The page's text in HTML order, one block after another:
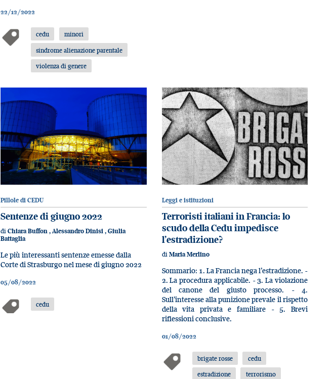
22/12/2022
cedu
minori
sindrome alienazione parentale
violenza di genere
Pillole di CEDU
Sentenze di giugno 2022
di Chiara Buffon , Alessandro Dinisi , Giulia
Battaglia
Le più interessanti sentenze emesse dalla
Corte di Strasburgo nel mese di giugno 2022
05/08/2022
cedu
Leggi e istituzioni
Terroristi italiani in Francia: lo
scudo della Cedu impedisce
l’estradizione?
di Maria Merlino
Sommario: 1. La Francia nega l’estradizione. -
2. La procedura applicabile. - 3. La violazione
del canone del giusto processo. - 4.
Sull’interesse alla punizione prevale il rispetto
della vita privata e familiare - 5. Brevi
riflessioni conclusive.
01/08/2022
brigate rosse
cedu
estradizione
terrorismo